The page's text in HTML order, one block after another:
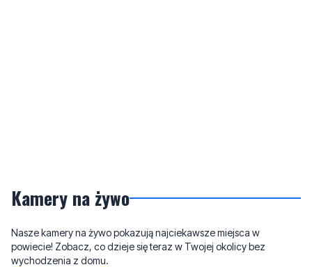
Kamery na żywo
Nasze kamery na żywo pokazują najciekawsze miejsca w
powiecie! Zobacz, co dzieje się teraz w Twojej okolicy bez
wychodzenia z domu.